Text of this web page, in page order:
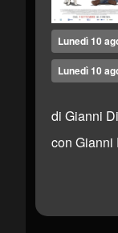
Lunedì 10
Lunedì 10
di Gianni
con Gianni